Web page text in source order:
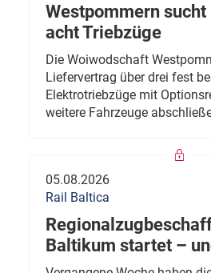
Westpommern sucht
acht Triebzüge
Die Woiwodschaft
Liefervertrag über drei fest
Elektrotriebzüge mit
weitere Fahrzeuge
05.08.2026
Rail Baltica
Baltikum startet –